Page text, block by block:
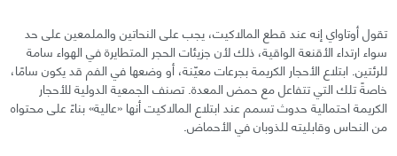
تقول أوتاواي إنه عند قطع المالاكيت، يجب على النحاتين والملمعين على حد
سواء ارتداء الأقنعة الواقية، ذلك لأن جزيئات الحجر المتطايرة في الهواء سامة
للرئتين. ابتلاع الأحجار الكريمة بجرعات معيّنة، أو وضعها في الفم قد يكون سامًا،
خاصةً تلك التي تتفاعل مع حمض المعدة. تصنف الجمعية الدولية للأحجار
الكريمة احتمالية حدوث تسمم عند ابتلاع المالاكيت أنها «عالية» بناءً على محتواه
من النحاس وقابليته للذوبان في الأحماض.